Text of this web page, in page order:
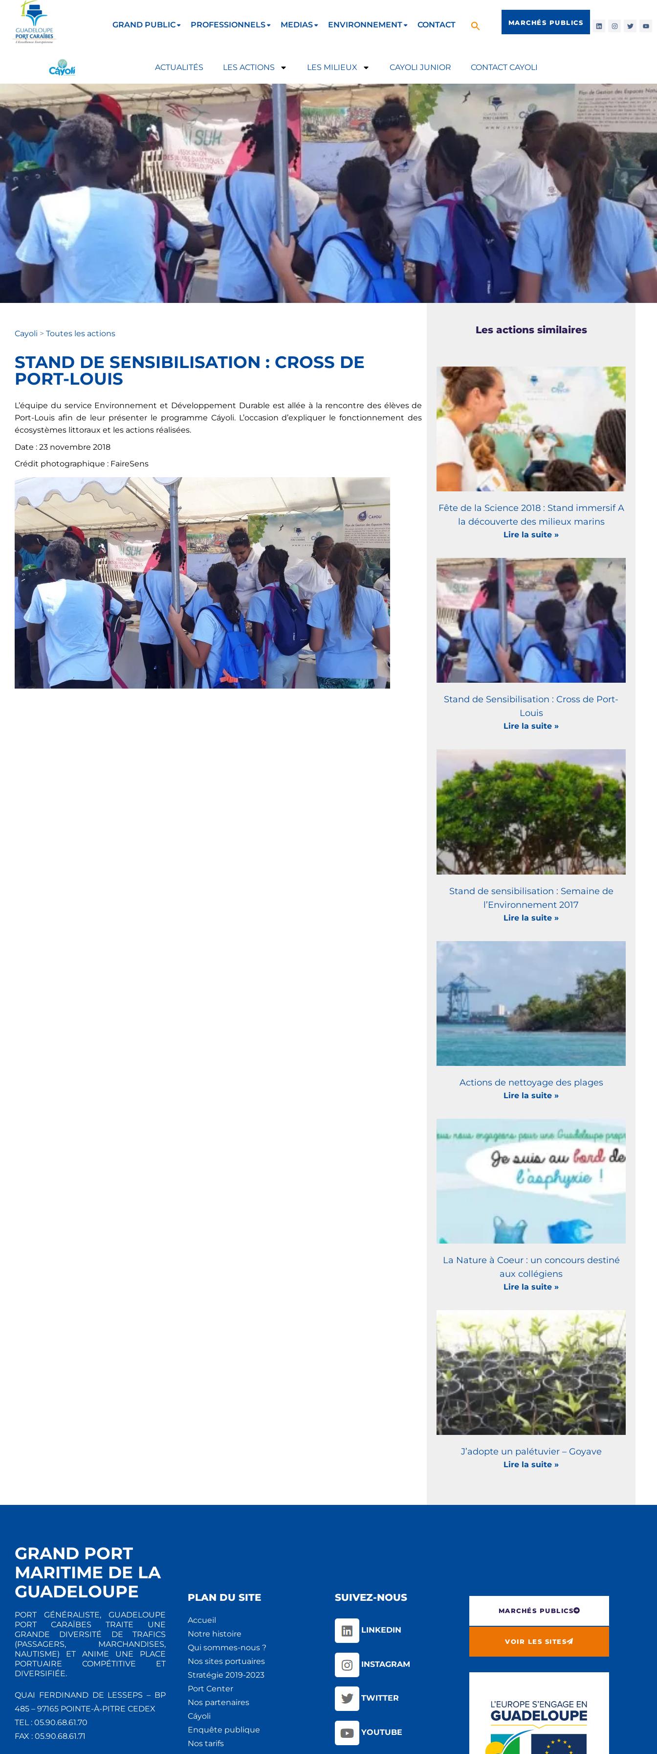
GRAND PUBLIC PROFESSIONNELS MEDIAS ENVIRONNEMENT CONTACT MARCHÉS PUBLICS
ACTUALITÉS LES ACTIONS LES MILIEUX CAYOLI JUNIOR CONTACT CAYOLI
Cayoli > Toutes les actions
STAND DE SENSIBILISATION : CROSS DE
PORT-LOUIS
L’équipe du service Environnement et Développement Durable est allée à la rencontre des élèves de
Port-Louis afin de leur présenter le programme Cáyoli. L’occasion d’expliquer le fonctionnement des
écosystèmes littoraux et les actions réalisées.
Date : 23 novembre 2018
Crédit photographique : FaireSens
Les actions similaires
Fête de la Science 2018 : Stand immersif A
la découverte des milieux marins
Lire la suite »
Stand de Sensibilisation : Cross de Port-
Louis
Lire la suite »
Stand de sensibilisation : Semaine de
l’Environnement 2017
Lire la suite »
Actions de nettoyage des plages
Lire la suite »
La Nature à Coeur : un concours destiné
aux collégiens
Lire la suite »
J’adopte un palétuvier – Goyave
Lire la suite »
GRAND PORT
MARITIME DE LA
GUADELOUPE
PORT GÉNÉRALISTE, GUADELOUPE
PORT CARAÏBES TRAITE UNE
GRANDE DIVERSITÉ DE TRAFICS
(PASSAGERS, MARCHANDISES,
NAUTISME) ET ANIME UNE PLACE
PORTUAIRE COMPÉTITIVE ET
DIVERSIFIÉE.
QUAI FERDINAND DE LESSEPS – BP
485 – 97165 POINTE-À-PITRE CEDEX
TEL : 05.90.68.61.70
FAX : 05.90.68.61.71
PLAN DU SITE
Accueil
Notre histoire
Qui sommes-nous ?
Nos sites portuaires
Stratégie 2019-2023
Port Center
Nos partenaires
Cáyoli
Enquête publique
Nos tarifs
SUIVEZ-NOUS
LINKEDIN
INSTAGRAM
TWITTER
YOUTUBE
MARCHÉS PUBLICS
VOIR LES SITES